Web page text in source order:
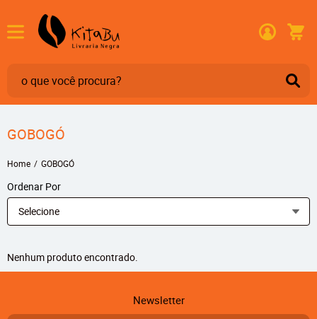
GOBOGÓ
Home GOBOGÓ
Ordenar Por
Selecione
Nenhum produto encontrado.
Newsletter